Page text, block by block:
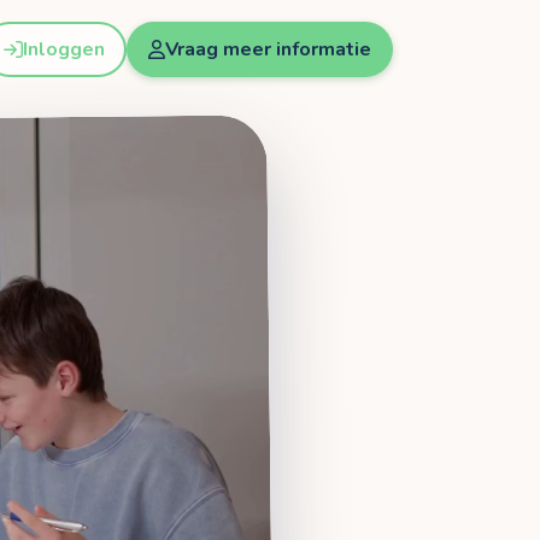
Inloggen Vraag meer informatie